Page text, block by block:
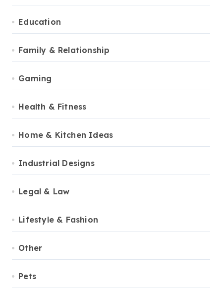
Education
Family & Relationship
Gaming
Health & Fitness
Home & Kitchen Ideas
Industrial Designs
Legal & Law
Lifestyle & Fashion
Other
Pets